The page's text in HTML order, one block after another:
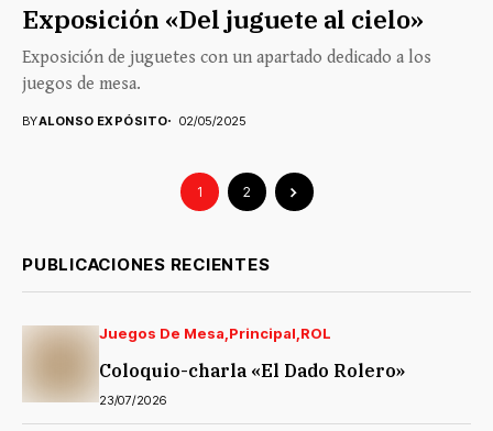
Exposición «Del juguete al cielo»
Exposición de juguetes con un apartado dedicado a los
juegos de mesa.
BYALONSO EXPÓSITO 02/05/2025
1 2
PUBLICACIONES RECIENTES
Juegos De Mesa Principal ROL
Coloquio-charla «El Dado Rolero»
23/07/2026